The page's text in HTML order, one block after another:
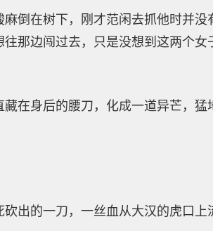
倒在树下，刚才范闲去抓他时并没
那边闯过去，只是没想到这两个女
在身后的腰刀，化成一道异芒，猛
出的一刀，一丝血从大汉的虎口上